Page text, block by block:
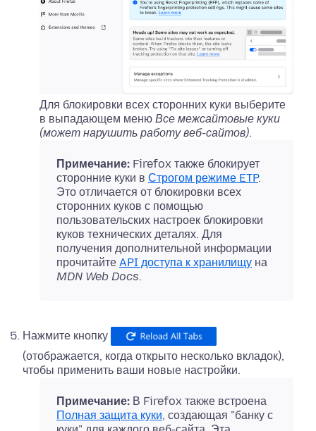
Для блокировки всех сторонних куки выберите
в выпадающем меню Все межсайтовые куки
(может нарушить работу веб-сайтов).
Примечание: Firefox также блокирует
сторонние куки в Строгом режиме ETP.
Это отличается от блокировки всех
сторонних куков с помощью
пользовательских настроек блокировки
куков технических деталях. Для
получения дополнительной информации
прочитайте API доступа к хранилищу на
MDN Web Docs.
Нажмите кнопку
(отображается, когда открыто несколько вкладок),
чтобы применить ваши новые настройки.
Примечание: В Firefox также встроена
Полная защита куки, создающая "банку с